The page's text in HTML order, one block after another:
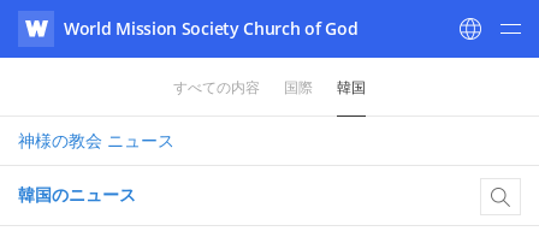
WATV
World Mission Society Church of God
すべての内容 国際 韓国
神様の教会 ニュース
韓国のニュース